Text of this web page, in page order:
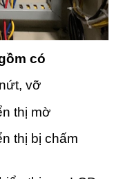
có
vỡ
thị mờ
thị bị chấm